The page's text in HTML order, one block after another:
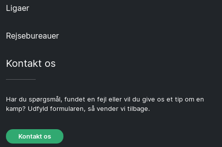
Ligaer
Rejsebureauer
Kontakt os
Har du spørgsmål, fundet en fejl eller vil du give os et tip om en
kamp? Udfyld formularen, så vender vi tilbage.
Kontakt os